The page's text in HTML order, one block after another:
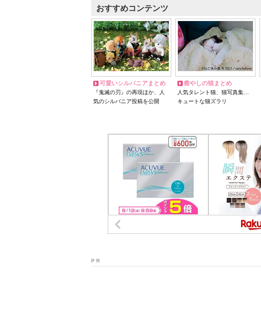
おすすめコンテンツ
可愛いシルバニアまとめ
『鬼滅の刃』の再現ほか、人
気のシルバニア投稿を公開
癒やしの猫まとめ
人気タレント猫、猫写真集…
キュートな猫ズラリ
P R